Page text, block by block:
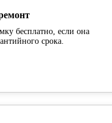
бесплатно, если она
срока.